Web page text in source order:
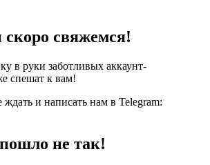
свяжемся!
в руки заботливых аккаунт-
спешат к вам!
и написать нам в Telegram:
не так!